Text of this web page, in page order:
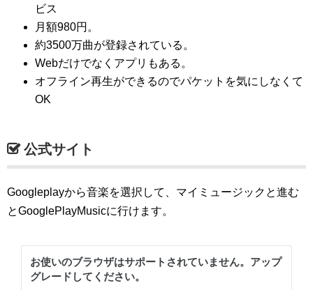
ビス
月額980円。
約3500万曲が登録されている。
Webだけでなくアプリもある。
オフライン再生ができるのでパケットを気にしなくて
OK
公式サイト
Googleplayから音楽を選択して、マイミュージックと進む
とGooglePlayMusicに行けます。